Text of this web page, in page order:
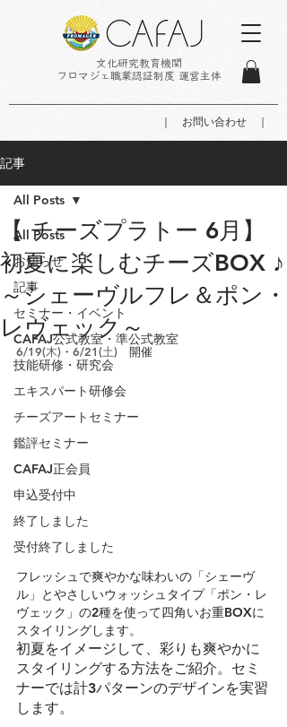
｜ お問い合わせ ｜
文化研究教育機関
フロマジェ職業認証制度 運営主体
記事
All Posts
お知らせ
記事
セミナー・イベント
CAFAJ公式教室・準公式教室
技能研修・研究会
エキスパート研修会
チーズアートセミナー
鑑評セミナー
CAFAJ正会員
申込受付中
終了しました
受付終了しました
All Posts
【 チーズプラトー 6月】
初夏に楽しむチーズBOX ♪
～シェーヴルフレ＆ポン・
レヴェック～
6/19(木) ・ 6/21(土) 開催
フレッシュで爽やかな味わいの「シェーヴ
ル」とやさしいウォッシュタイプ「ポン・レ
ヴェック」の2種を使って四角いお重BOXに
スタイリングします。
初夏をイメージして、彩りも爽やかに
スタイリングする方法をご紹介。セミ
ナーでは計3パターンのデザインを実習
します。